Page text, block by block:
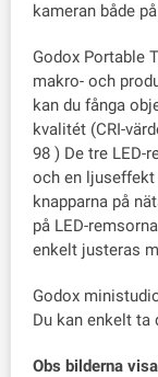
kameran både
Godox Portable
makro- och
kan du fånga
kvalitét (CRI-
98 ) De tre LED-
och en ljuseffekt
knapparna på
på LED-
enkelt justeras
Godox
Du kan enkelt ta
Obs bilderna